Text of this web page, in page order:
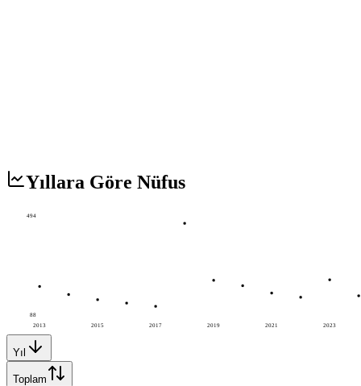
Yıllara Göre Nüfus
2013 2015 2017 2019 2021 2023
494
88
Yıl
Toplam